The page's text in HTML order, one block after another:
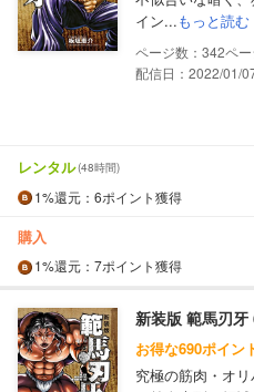
イン...もっと読む
342
配信日：2022/01/
レンタル(48時間)
1%還元 ：6ポイント獲得
購入
1%還元 ：7ポイント獲得
新装版 範馬刃牙
お得な690ポイン
究極の筋肉・オ